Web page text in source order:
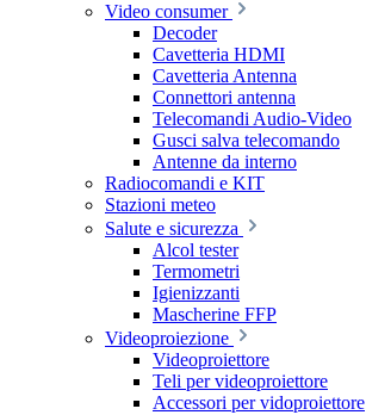
Video consumer
Decoder
Cavetteria HDMI
Cavetteria Antenna
Connettori antenna
Telecomandi Audio-Video
Gusci salva telecomando
Antenne da interno
Radiocomandi e KIT
Stazioni meteo
Salute e sicurezza
Alcol tester
Termometri
Igienizzanti
Mascherine FFP
Videoproiezione
Videoproiettore
Teli per videoproiettore
Accessori per vidoproiettore